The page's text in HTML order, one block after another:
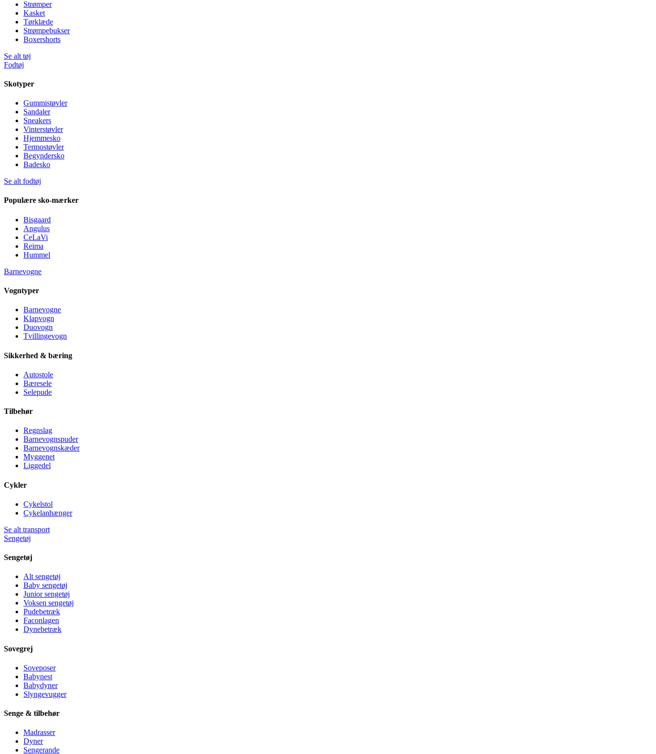
Strømper
Kasket
Tørklæde
Strømpebukser
Boxershorts
Se alt tøj
Fodtøj
Skotyper
Gummistøvler
Sandaler
Sneakers
Vinterstøvler
Hjemmesko
Termostøvler
Begyndersko
Badesko
Se alt fodtøj
Populære sko-mærker
Bisgaard
Angulus
CeLaVi
Reima
Hummel
Barnevogne
Vogntyper
Barnevogne
Klapvogn
Duovogn
Tvillingevogn
Sikkerhed & bæring
Autostole
Bæresele
Selepude
Tilbehør
Regnslag
Barnevognspuder
Barnevognskæder
Myggenet
Liggedel
Cykler
Cykelstol
Cykelanhænger
Se alt transport
Sengetøj
Sengetøj
Alt sengetøj
Baby sengetøj
Junior sengetøj
Voksen sengetøj
Pudebetræk
Faconlagen
Dynebetræk
Sovegrej
Soveposer
Babynest
Babydyner
Slyngevugger
Senge & tilbehør
Madrasser
Dyner
Sengerande